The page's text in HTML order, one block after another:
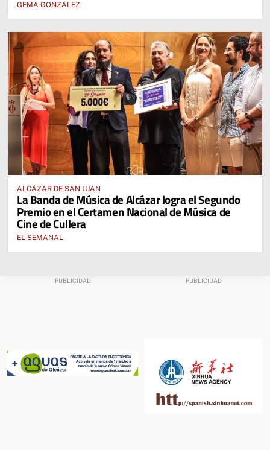
GEMA GONZÁLEZ
ALCÁZAR DE SAN JUAN
La Banda de Música de Alcázar logra el Segundo
Premio en el Certamen Nacional de Música de
Cine de Cullera
EL SEMANAL